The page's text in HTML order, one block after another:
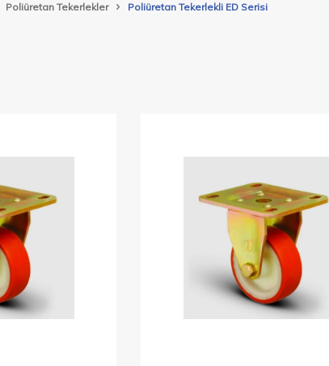
Poliüretan Tekerlekler Poliüretan Tekerlekli ED Serisi